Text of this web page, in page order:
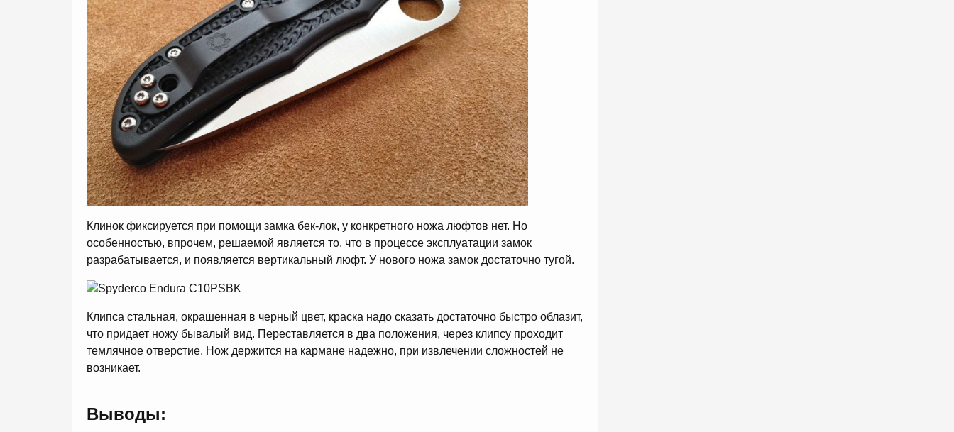
Клинок фиксируется при помощи замка бек-лок, у конкретного ножа люфтов нет. Но
особенностью, впрочем, решаемой является то, что в процессе эксплуатации замок
разрабатывается, и появляется вертикальный люфт. У нового ножа замок достаточно тугой.
Клипса стальная, окрашенная в черный цвет, краска надо сказать достаточно быстро облазит,
что придает ножу бывалый вид. Переставляется в два положения, через клипсу проходит
темлячное отверстие. Нож держится на кармане надежно, при извлечении сложностей не
возникает.
Выводы: